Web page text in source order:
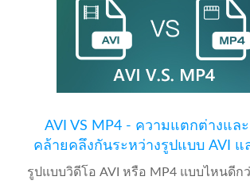
AVI VS MP4 - ความแตกต่างแล
คล้ายคลึงกันระหว่างรูปแบบ AVI แ
รูปแบบวิดีโอ AVI หรือ MP4 แบบไหนดีก